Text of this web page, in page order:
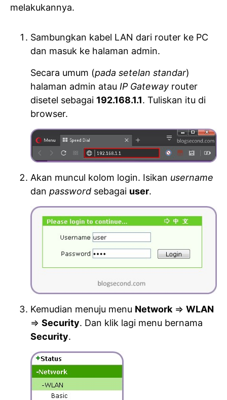
melakukannya.
Sambungkan kabel LAN dari router ke PC
dan masuk ke halaman admin.
Secara umum (pada setelan standar)
halaman admin atau IP Gateway router
disetel sebagai 192.168.1.1. Tuliskan itu di
browser.
Akan muncul kolom login. Isikan username
dan password sebagai user.
Kemudian menuju menu Network => WLAN
=> Security. Dan klik lagi menu bernama
Security.